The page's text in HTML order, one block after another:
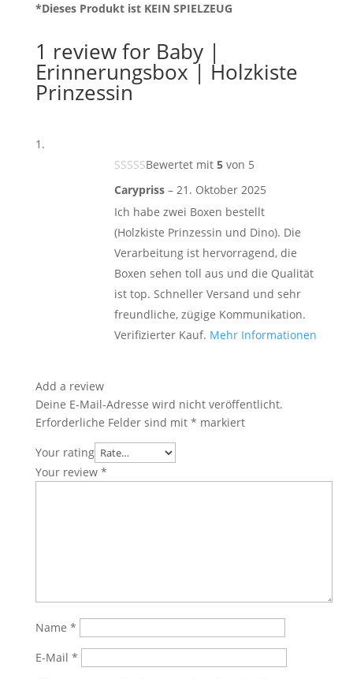
*Dieses Produkt ist KEIN SPIELZEUG
1 review for Baby |
Erinnerungsbox | Holzkiste
Prinzessin
Bewertet mit 5von 5
Carypriss – 21. Oktober 2025
Ich habe zwei Boxen bestellt
(Holzkiste Prinzessin und Dino). Die
Verarbeitung ist hervorragend, die
Boxen sehen toll aus und die Qualität
ist top. Schneller Versand und sehr
freundliche, zügige Kommunikation.
Verifizierter Kauf. Mehr Informationen
Add a review
Deine E-Mail-Adresse wird nicht veröffentlicht.
Erforderliche Felder sind mit * markiert
Your rating
Your review *
Name *
E-Mail *